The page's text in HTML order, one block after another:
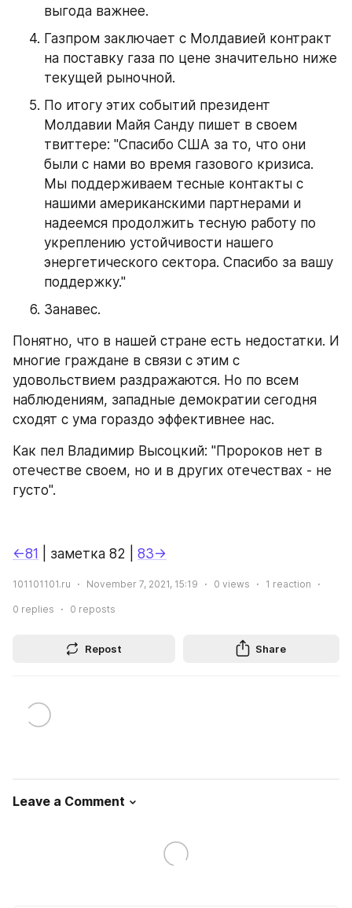
выгода важнее.
Газпром заключает с Молдавией контракт
на поставку газа по цене значительно ниже
текущей рыночной.
По итогу этих событий президент
Молдавии Майя Санду пишет в своем
твиттере: "Спасибо США за то, что они
были с нами во время газового кризиса.
Мы поддерживаем тесные контакты с
нашими американскими партнерами и
надеемся продолжить тесную работу по
укреплению устойчивости нашего
энергетического сектора. Спасибо за вашу
поддержку."
Занавес.
Понятно, что в нашей стране есть недостатки. И
многие граждане в связи с этим с
удовольствием раздражаются. Но по всем
наблюдениям, западные демократии сегодня
сходят с ума гораздо эффективнее нас.
Как пел Владимир Высоцкий: "Пророков нет в
отечестве своем, но и в других отечествах - не
густо".
←81 | заметка 82 | 83→
101101101.ru November 7, 2021, 15:19 0 views 1 reaction
0 replies 0 reposts
Repost Share
Leave a Comment